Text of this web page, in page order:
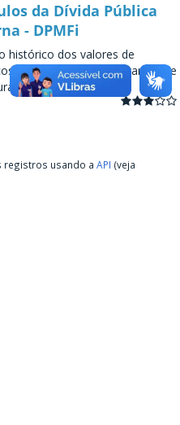
da Dívida Pública
- DPMFi
histórico dos valores de
decorrentes de programas de
a partir de...
registros usando a API (veja